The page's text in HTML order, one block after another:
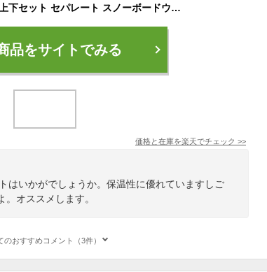
スキーウェア キッズ 上下セット セパレート スノーボードウェア スノーウェア ジュニア 男の子女の子 子供 子ども こども 120 130 140 150 160 雪遊び スキー ソリ スノーボード スノボ スノボー スノー ウェア ジャケット パンツ 上下 セット 2025-2026 新作 送料無料
品をサイトでみる
価格と在庫を楽天でチェック >>
はいかがでしょうか。保温性に優れていますしご
オススメします。
のおすすめコメント（3件）